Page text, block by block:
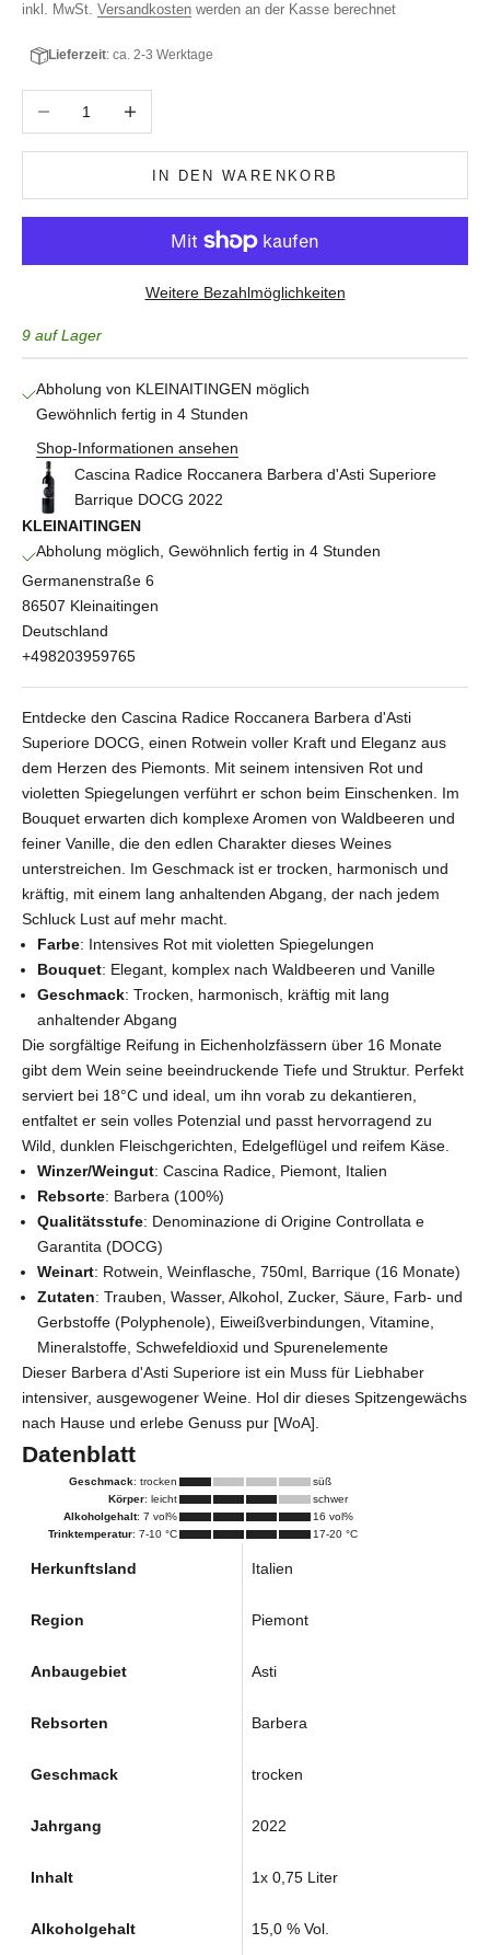
inkl. MwSt. Versandkosten werden an der Kasse berechnet
Lieferzeit: ca. 2-3 Werktage
IN DEN WARENKORB
Weitere Bezahlmöglichkeiten
9 auf Lager
Abholung von KLEINAITINGEN möglich
Gewöhnlich fertig in 4 Stunden
Shop-Informationen ansehen
Cascina Radice Roccanera Barbera d'Asti Superiore
Barrique DOCG 2022
KLEINAITINGEN
Abholung möglich, Gewöhnlich fertig in 4 Stunden
Germanenstraße 6
86507 Kleinaitingen
Deutschland
+498203959765
Entdecke den Cascina Radice Roccanera Barbera d'Asti
Superiore DOCG, einen Rotwein voller Kraft und Eleganz aus
dem Herzen des Piemonts. Mit seinem intensiven Rot und
violetten Spiegelungen verführt er schon beim Einschenken. Im
Bouquet erwarten dich komplexe Aromen von Waldbeeren und
feiner Vanille, die den edlen Charakter dieses Weines
unterstreichen. Im Geschmack ist er trocken, harmonisch und
kräftig, mit einem lang anhaltenden Abgang, der nach jedem
Schluck Lust auf mehr macht.
Farbe: Intensives Rot mit violetten Spiegelungen
Bouquet: Elegant, komplex nach Waldbeeren und Vanille
Geschmack: Trocken, harmonisch, kräftig mit lang
anhaltender Abgang
Die sorgfältige Reifung in Eichenholzfässern über 16 Monate
gibt dem Wein seine beeindruckende Tiefe und Struktur. Perfekt
serviert bei 18°C und ideal, um ihn vorab zu dekantieren,
entfaltet er sein volles Potenzial und passt hervorragend zu
Wild, dunklen Fleischgerichten, Edelgeflügel und reifem Käse.
Winzer/Weingut: Cascina Radice, Piemont , Italien
Rebsorte: Barbera (100%)
Qualitätsstufe: Denominazione di Origine Controllata e
Garantita (DOCG)
Weinart: Rotwein, Weinflasche, 750ml, Barrique (16 Monate)
Zutaten: Trauben, Wasser, Alkohol, Zucker, Säure, Farb- und
Gerbstoffe (Polyphenole), Eiweißverbindungen, Vitamine,
Mineralstoffe, Schwefeldioxid und Spurenelemente
Dieser Barbera d'Asti Superiore ist ein Muss für Liebhaber
intensiver, ausgewogener Weine. Hol dir dieses Spitzengewächs
nach Hause und erlebe Genuss pur [WoA].
Datenblatt
Geschmack: trocken
süß
Körper: leicht
schwer
Alkoholgehalt: 7 vol%
16 vol%
Trinktemperatur: 7-10 °C 17-20 °C
Herkunftsland Italien
Region Piemont
Anbaugebiet Asti
Rebsorten Barbera
Geschmack trocken
Jahrgang 2022
Inhalt 1x 0,75 Liter
Alkoholgehalt 15,0 % Vol.